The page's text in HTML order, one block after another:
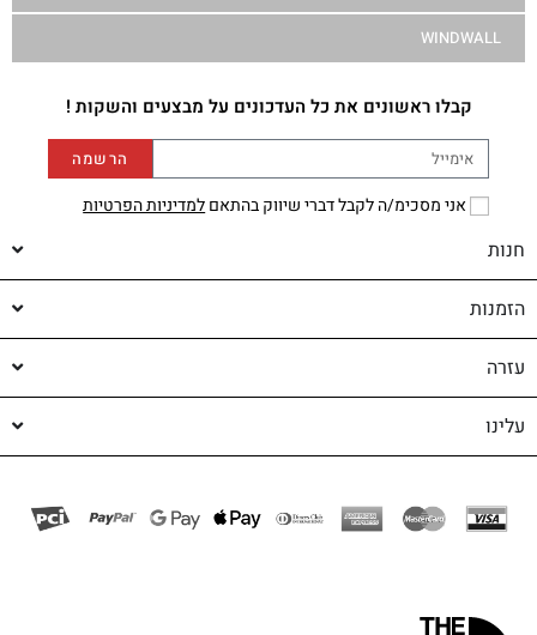
WINDWALL
קבלו ראשונים את כל העדכונים על מבצעים והשקות !
אני מסכימ/ה לקבל דברי שיווק בהתאםלמדיניות הפרטיות
הרשמה
חנות
הזמנות
עזרה
עלינו